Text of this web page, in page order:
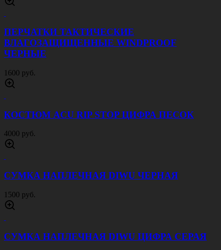
ПЕРЧАТКИ ТАКТИЧЕСКИЕ
ВЛАГОЗАЩИЩЕННЫЕ WINDPROOF
ЧЕРНЫЕ
1600 руб.
КОСТЮМ ACU RIP STOP ЦИФРА ПЕСОК
4000 руб.
СУМКА НАПЛЕЧНАЯ DIWU ЧЕРНАЯ
1500 руб.
СУМКА НАПЛЕЧНАЯ DIWU ЦИФРА СЕРАЯ